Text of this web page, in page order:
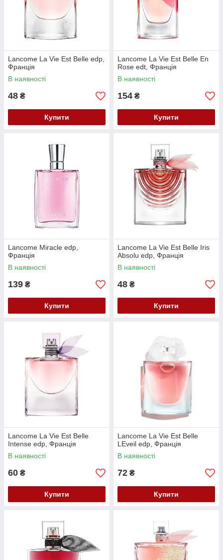
Lancome La Vie Est Belle edp,
Франція
В наявності
48 ₴
Купити
Lancome La Vie Est Belle En
Rose edt, Франція
В наявності
154 ₴
Купити
Lancome Miracle edp,
Франція
В наявності
139 ₴
Купити
Lancome La Vie Est Belle Iris
Absolu edp, Франція
В наявності
48 ₴
Купити
Lancome La Vie Est Belle
Intense edp, Франція
В наявності
60 ₴
Купити
Lancome La Vie Est Belle
LEveil edp, Франція
В наявності
72 ₴
Купити